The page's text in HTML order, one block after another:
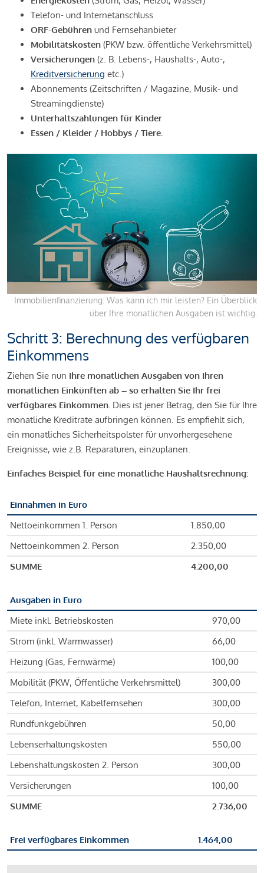
Telefon- und Internetanschluss
ORF-Gebühren und Fernsehanbieter
Mobilitätskosten (PKW bzw. öffentliche Verkehrsmittel)
Versicherungen (z. B. Lebens-, Haushalts-, Auto-,
Kreditversicherung etc.)
Abonnements (Zeitschriften / Magazine, Musik- und
Streamingdienste)
Unterhaltszahlungen für Kinder
Essen / Kleider / Hobbys / Tiere.
Immobilienfinanzierung: Was kann ich mir leisten? Ein Überblick
über Ihre monatlichen Ausgaben ist wichtig.
Schritt 3: Berechnung des verfügbaren
Einkommens
Ziehen Sie nun Ihre monatlichen Ausgaben von Ihren
monatlichen Einkünften ab – so erhalten Sie Ihr frei
verfügbares Einkommen. Dies ist jener Betrag, den Sie für Ihre
monatliche Kreditrate aufbringen können. Es empfiehlt sich,
ein monatliches Sicherheitspolster für unvorhergesehene
Ereignisse, wie z.B. Reparaturen, einzuplanen.
Einfaches Beispiel für eine monatliche Haushaltsrechnung:
Einnahmen in Euro
Nettoeinkommen 1. Person
1.850,00
Nettoeinkommen 2. Person
2.350,00
SUMME
4.200,00
Ausgaben in Euro
Miete inkl. Betriebskosten
970,00
Strom (inkl. Warmwasser)
66,00
Heizung (Gas, Fernwärme)
100,00
Mobilität (PKW, Öffentliche Verkehrsmittel)
300,00
Telefon, Internet, Kabelfernsehen
300,00
Rundfunkgebühren
50,00
Lebenserhaltungskosten
550,00
Lebenshaltungskosten 2. Person
300,00
Versicherungen
100,00
SUMME
2.736,00
Frei verfügbares Einkommen 1.464,00